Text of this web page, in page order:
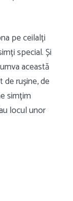
pe ceilalți
special. Și
această
rușine, de
simțim
locul unor